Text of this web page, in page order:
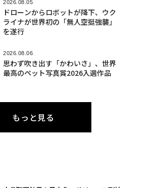
2026.08.05
ドローンからロボットが降下、ウク
ライナが世界初の「無人空挺強襲」
を遂行
2026.08.06
思わず吹き出す「かわいさ」、世界
最高のペット写真賞2026入選作品
もっと見る